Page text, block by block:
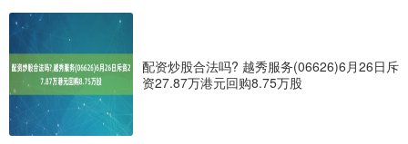
配资炒股合法吗? 越秀服务(06626)6月26日斥
资27.87万港元回购8.75万股